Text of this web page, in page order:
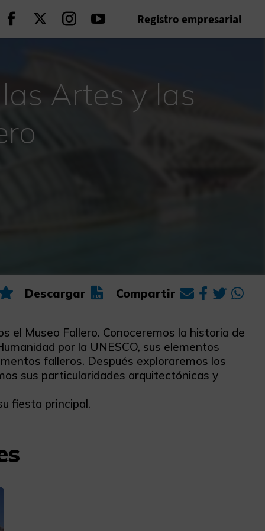
Seguir en Facebook
Seguir en Twitter
Seguir en Instagram
Seguir en Youtube
Registro empresarial
Artes y las
Descargar Compartir
el Museo Fallero. Conoceremos la historia de
por la UNESCO, sus elementos
falleros. Después exploraremos los
sus particularidades arquitectónicas y
fiesta principal.